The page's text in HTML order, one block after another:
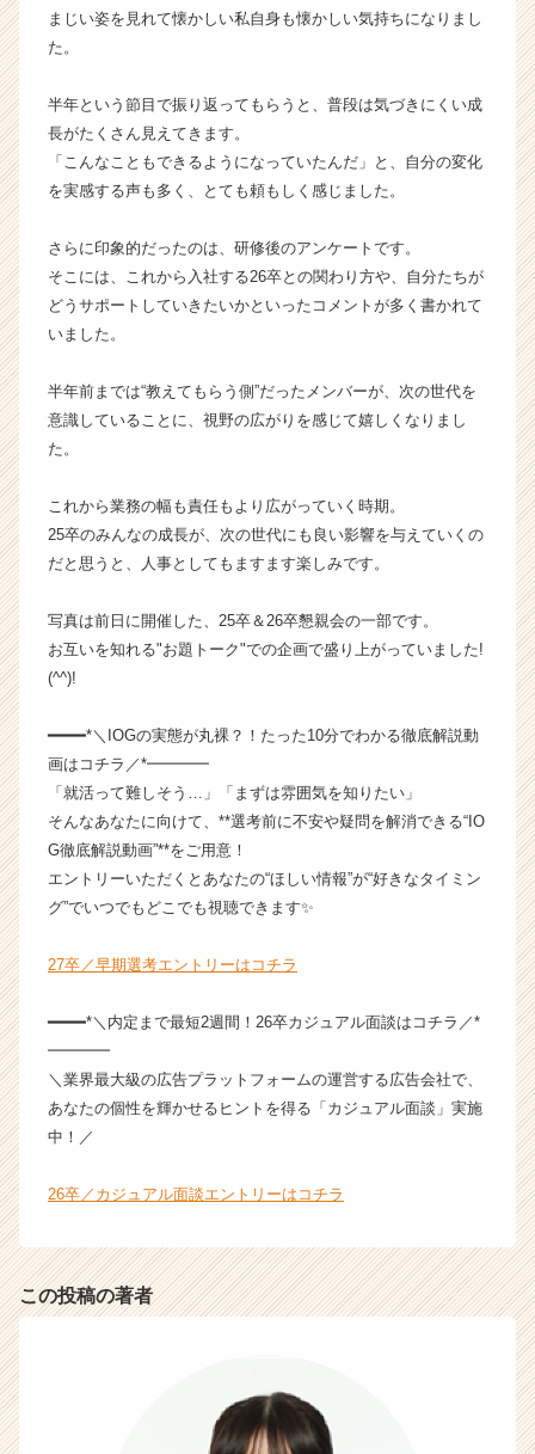
ラ
|
ベ
ン
チ
成
長
企
ら
カ
が
届
く
サ
イ
ア
キ
ア
（C
h
e
r
r
e
r）
まじい姿を見れて懐かしい私自身も懐かしい気持ちになりまし
た。
半年という節目で振り返ってもらうと、普段は気づきにくい成
長がたくさん見えてきます。
「こんなこともできるようになっていたんだ」と、自分の変化
を実感する声も多く、とても頼もしく感じました。
さらに印象的だったのは、研修後のアンケートです。
そこには、これから入社する26卒との関わり方や、自分たちが
どうサポートしていきたいかといったコメントが多く書かれて
いました。
半年前までは“教えてもらう側”だったメンバーが、次の世代を
意識していることに、視野の広がりを感じて嬉しくなりまし
た。
これから業務の幅も責任もより広がっていく時期。
25卒のみんなの成長が、次の世代にも良い影響を与えていくの
だと思うと、人事としてもますます楽しみです。
写真は前日に開催した、25卒＆26卒懇親会の一部です。
お互いを知れる"お題トーク"での企画で盛り上がっていました!
(^^)!
━━━━*＼IOGの実態が丸裸？！たった10分でわかる徹底解説動
画はコチラ／*━━━━
「就活って難しそう…」「まずは雰囲気を知りたい」
そんなあなたに向けて、**選考前に不安や疑問を解消できる“IO
G徹底解説動画”**をご用意！
エントリーいただくとあなたの“ほしい情報”が“好きなタイミン
グ”でいつでもどこでも視聴できます✨
27卒／早期選考エントリーはコチラ
━━━━*＼内定まで最短2週間！26卒カジュアル面談はコチラ／*
━━━━
＼業界最大級の広告プラットフォームの運営する広告会社で、
あなたの個性を輝かせるヒントを得る「カジュアル面談」実施
中！／
26卒／カジュアル面談エントリーはコチラ
この投稿の著者